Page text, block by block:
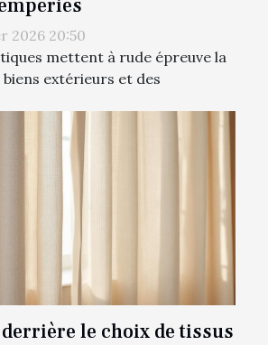
2026 20:50
mettent à rude épreuve la
extérieurs et des
le choix de tissus